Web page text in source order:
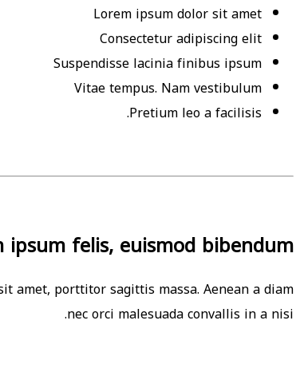
Lorem ipsum dolor sit amet
Consectetur adipiscing elit
Suspendisse lacinia finibus ipsum
Vitae tempus. Nam vestibulum
Pretium leo a facilisis.
ipsum felis, euismod bibendum
amet, porttitor sagittis massa. Aenean a diam
nec orci malesuada convallis in a nisi.